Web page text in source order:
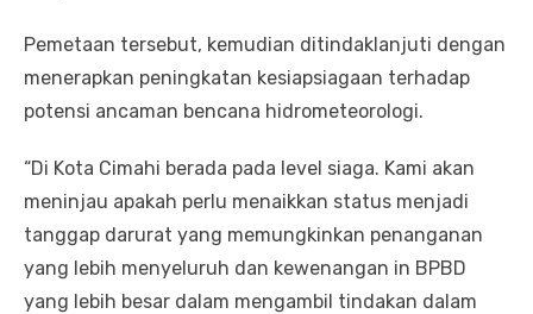
Pemetaan tersebut, kemudian ditindaklanjuti dengan
menerapkan peningkatan kesiapsiagaan terhadap
potensi ancaman bencana hidrometeorologi.
“Di Kota Cimahi berada pada level siaga. Kami akan
meninjau apakah perlu menaikkan status menjadi
tanggap darurat yang memungkinkan penanganan
yang lebih menyeluruh dan kewenangan in BPBD
yang lebih besar dalam mengambil tindakan dalam